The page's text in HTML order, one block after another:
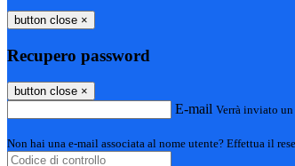
button close ×
Recupero password
button close ×
E-mail Verrà inviato
Non hai una e-mail associata al nome utente? Effettua il